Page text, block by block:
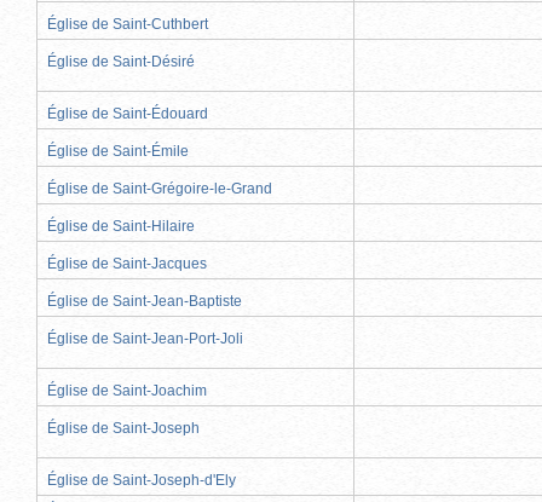
Église de Saint-Cuthbert
Église de Saint-Désiré
Église de Saint-Édouard
Église de Saint-Émile
Église de Saint-Grégoire-le-Grand
Église de Saint-Hilaire
Église de Saint-Jacques
Église de Saint-Jean-Baptiste
Église de Saint-Jean-Port-Joli
Église de Saint-Joachim
Église de Saint-Joseph
Église de Saint-Joseph-d'Ely